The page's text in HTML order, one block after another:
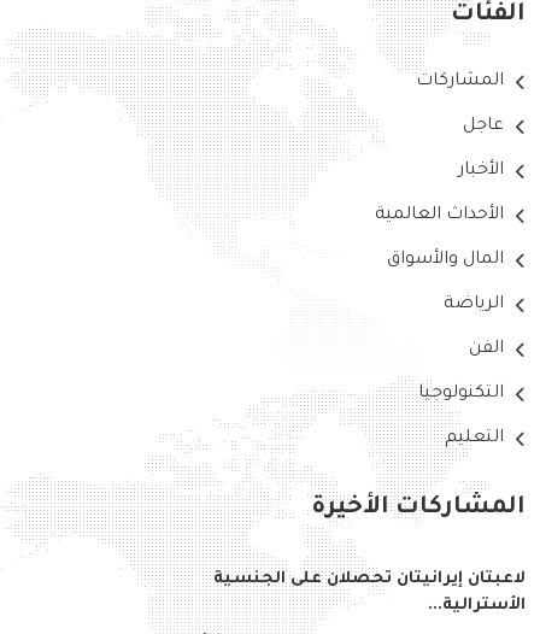
الفئات
المشاركات
عاجل
الأخبار
الأحداث العالمية
المال والأسواق
الرياضة
الفن
التكنولوجيا
التعليم
المشاركات الأخيرة
لاعبتان إيرانيتان تحصلان على الجنسية
الأسترالية...